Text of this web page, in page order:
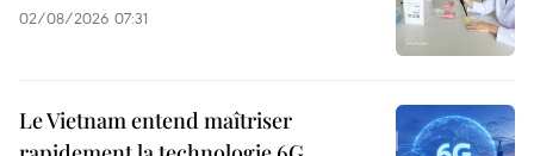
02/08/2026 07:31
Le Vietnam entend maîtriser